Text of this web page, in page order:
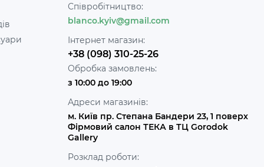
Співробітництво:
blanco.kyiv@gmail.com
Інтернет магазин:
+38 (098) 310-25-26
Обробка замовлень:
з 10:00 до 19:00
Адреси магазинів:
м. Київ пр. Степана Бандери 23, 1 поверх
Фірмовий салон ТЕКА в ТЦ Gorodok
Gallery
Розклад роботи: